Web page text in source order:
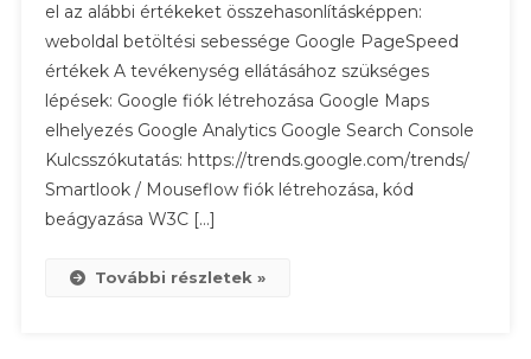
Ellátása
el az alábbi értékeket összehasonlításképpen:
weboldal betöltési sebessége Google PageSpeed
értékek A tevékenység ellátásához szükséges
lépések: Google fiók létrehozása Google Maps
elhelyezés Google Analytics Google Search Console
Kulcsszókutatás: https://trends.google.com/trends/
Smartlook / Mouseflow fiók létrehozása, kód
beágyazása W3C […]
További részletek »